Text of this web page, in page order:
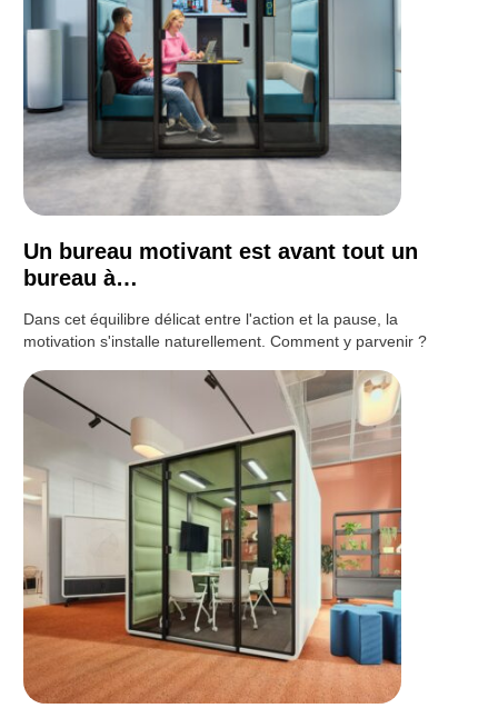
Un bureau motivant est avant tout un
bureau à…
Dans cet équilibre délicat entre l'action et la pause, la
motivation s'installe naturellement. Comment y parvenir ?